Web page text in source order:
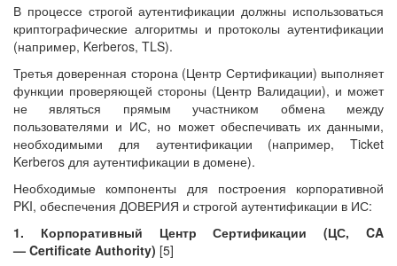
В процессе строгой аутентификации должны использоваться
криптографические алгоритмы и протоколы аутентификации
(например, Kerberos, TLS).
Третья доверенная сторона (Центр Сертификации) выполняет
функции проверяющей стороны (Центр Валидации), и может
не являться прямым участником обмена между
пользователями и ИС, но может обеспечивать их данными,
необходимыми для аутентификации (например, Ticket
Kerberos для аутентификации в домене).
Необходимые компоненты для построения корпоративной
PKI, обеспечения ДОВЕРИЯ и строгой аутентификации в ИС:
1. Корпоративный Центр Сертификации (ЦС, CA
— Certificate Authority) [5]